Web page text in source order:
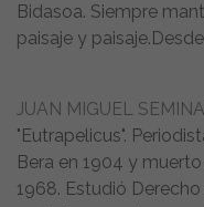
Bidasoa. Siempre
paisaje y
JUAN MIGUEL
"Eutrapelicus".
Bera en 1904 y
1968. Estudió